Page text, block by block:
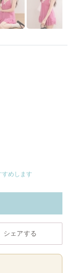
めします
シェアする